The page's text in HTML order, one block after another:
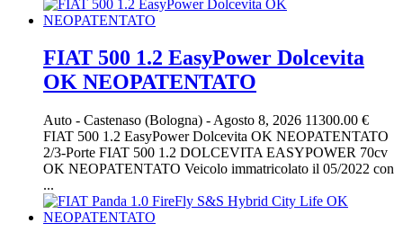
FIAT 500 1.2 EasyPower Dolcevita
OK NEOPATENTATO
Auto - Castenaso (Bologna) - Agosto 8, 2026 11300.00 €
FIAT 500 1.2 EasyPower Dolcevita OK NEOPATENTATO
2/3-Porte FIAT 500 1.2 DOLCEVITA EASYPOWER 70cv
OK NEOPATENTATO Veicolo immatricolato il 05/2022 con
...